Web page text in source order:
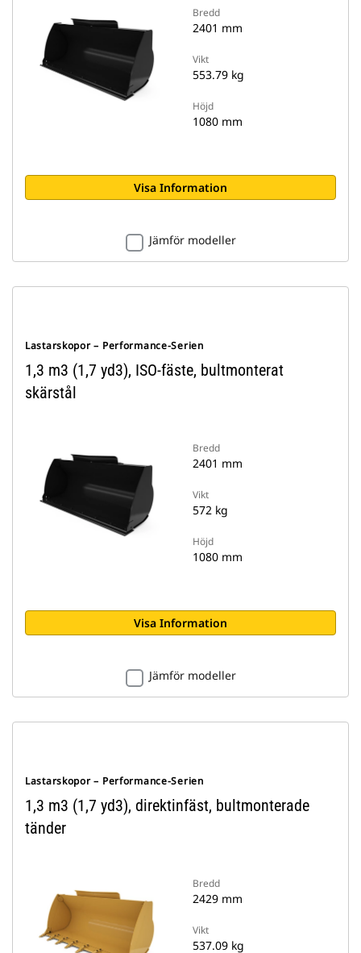
Bredd
2401 mm
Vikt
553.79 kg
Höjd
1080 mm
Visa Information
Jämför modeller
Lastarskopor – Performance-Serien
1,3 m3 (1,7 yd3), ISO-fäste, bultmonterat
skärstål
Bredd
2401 mm
Vikt
572 kg
Höjd
1080 mm
Visa Information
Jämför modeller
Lastarskopor – Performance-Serien
1,3 m3 (1,7 yd3), direktinfäst, bultmonterade
tänder
Bredd
2429 mm
Vikt
537.09 kg